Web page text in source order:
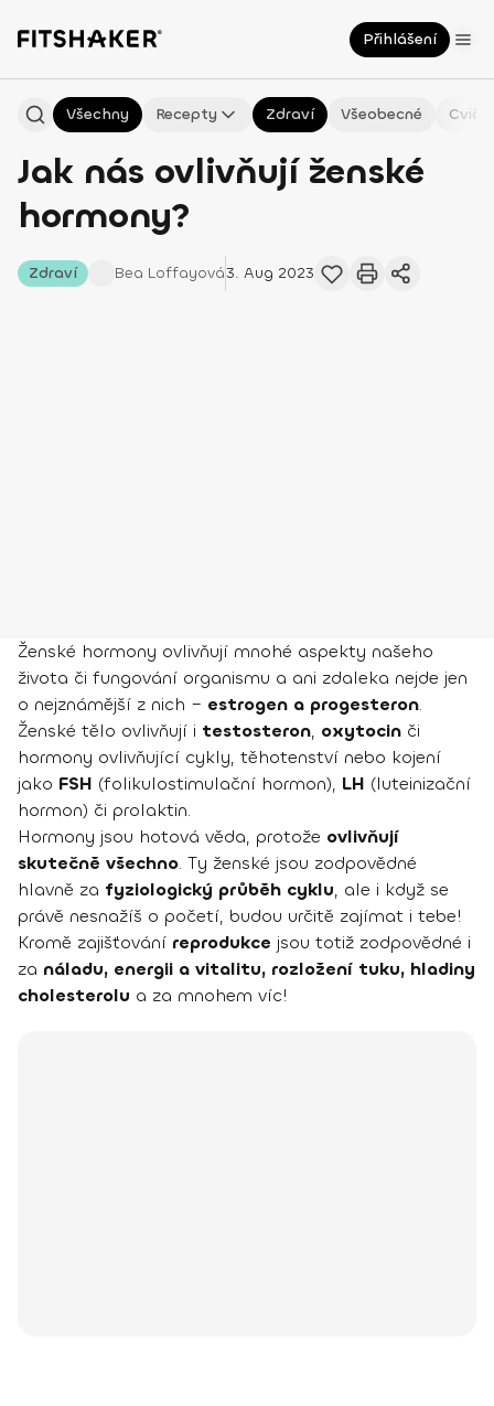
Přihlášení
Všechny Recepty Zdraví Všeobecné
Jak nás ovlivňují ženské
hormony?
Zdraví Bea Loffayová3. Aug 2023
Ženské hormony ovlivňují mnohé aspekty našeho
života či fungování organismu a ani zdaleka nejde jen
o nejznámější z nich – estrogen a progesteron.
Ženské tělo ovlivňují i testosteron, oxytocin či
hormony ovlivňující cykly, těhotenství nebo kojení
jako FSH (folikulostimulační hormon), LH (luteinizační
hormon) či prolaktin.
Hormony jsou hotová věda, protože ovlivňují
skutečně všechno. Ty ženské jsou zodpovědné
hlavně za fyziologický průběh cyklu, ale i když se
právě nesnažíš o početí, budou určitě zajímat i tebe!
Kromě zajišťování reprodukce jsou totiž zodpovědné i
za náladu, energii a vitalitu, rozložení tuku, hladiny
cholesterolu a za mnohem víc!